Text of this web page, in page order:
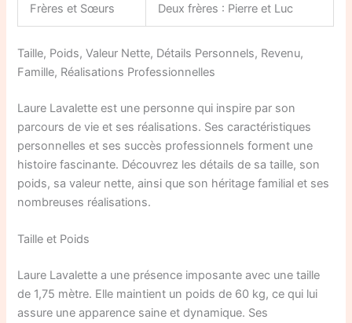
Frères et Sœurs Deux frères : Pierre et Luc
Taille, Poids, Valeur Nette, Détails Personnels, Revenu,
Famille, Réalisations Professionnelles
Laure Lavalette est une personne qui inspire par son
parcours de vie et ses réalisations. Ses caractéristiques
personnelles et ses succès professionnels forment une
histoire fascinante. Découvrez les détails de sa taille, son
poids, sa valeur nette, ainsi que son héritage familial et ses
nombreuses réalisations.
Taille et Poids
Laure Lavalette a une présence imposante avec une taille
de 1,75 mètre. Elle maintient un poids de 60 kg, ce qui lui
assure une apparence saine et dynamique. Ses